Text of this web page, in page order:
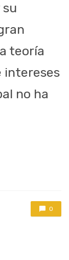
teoría
intereses
no ha
0